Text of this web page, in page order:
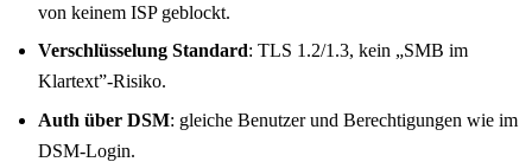
von keinem ISP geblockt.
Verschlüsselung Standard: TLS 1.2/1.3, kein „SMB im
Klartext”-Risiko.
Auth über DSM: gleiche Benutzer und Berechtigungen wie im
DSM-Login.